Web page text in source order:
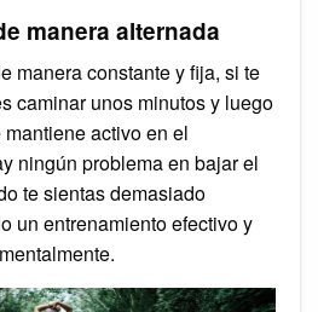
manera alternada
manera constante y fija, si te
caminar unos minutos y luego
activo en el
ningún problema en bajar el
te sientas demasiado
un entrenamiento efectivo y